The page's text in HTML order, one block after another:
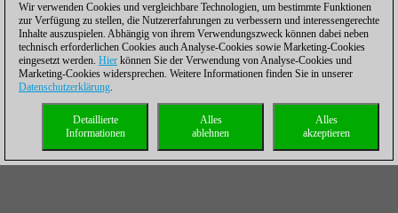
Wir verwenden Cookies und vergleichbare Technologien, um bestimmte Funktionen
zur Verfügung zu stellen, die Nutzererfahrungen zu verbessern und interessengerechte
Inhalte auszuspielen. Abhängig von ihrem Verwendungszweck können dabei neben
technisch erforderlichen Cookies auch Analyse-Cookies sowie Marketing-Cookies
eingesetzt werden. Hier können Sie der Verwendung von Analyse-Cookies und
Marketing-Cookies widersprechen. Weitere Informationen finden Sie in unserer
Datenschutzerklärung.
Alles
akzeptieren
Alles
ablehnen
Detaillierte
Informationen